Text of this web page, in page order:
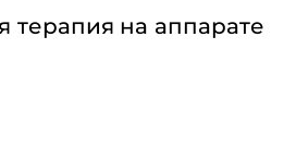
терапия на аппарате